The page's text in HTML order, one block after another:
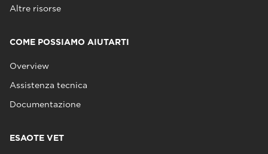
Altre risorse
COME POSSIAMO AIUTARTI
Overview
Assistenza tecnica
Documentazione
ESAOTE VET